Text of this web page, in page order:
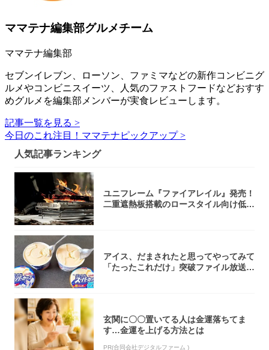
ママテナ編集部グルメチーム
ママテナ編集部
セブンイレブン、ローソン、ファミマなどの新作コンビニグ
ルメやコンビニスイーツ、人気のファストフードなどおすす
めグルメを編集部メンバーが実食レビューします。
記事一覧を見る >
今日のこれ注目！ママテナピックアップ >
人気記事ランキング
ユニフレーム『ファイアレイル』発売！
二重遮熱板搭載のロースタイル向け低型
アイス、だまされたと思ってやってみて
「たったこれだけ」突破ファイル放送で
玄関に〇〇置いてる人は金運落ちてま
す…金運を上げる方法とは
PR(合同会社デジタルファーム )